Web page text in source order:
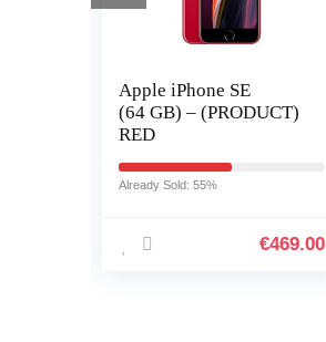
Apple iPhone SE
(64 GB) – (PRODUCT)
RED
Already Sold: 55%
€469.00